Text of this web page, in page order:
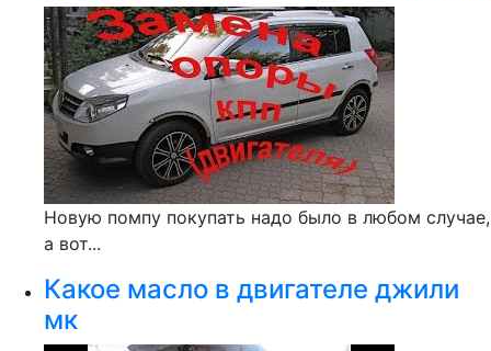
Новую помпу покупать надо было в любом случае,
а вот...
Какое масло в двигателе джили
мк